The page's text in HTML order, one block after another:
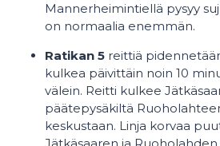
Mannerheimintiellä pysyy
on normaalia enemmän.
Ratikan 5 reittiä
kulkea päivittäin noin 10
välein. Reitti kulkee
päätepysäkiltä
keskustaan. Linja korvaa